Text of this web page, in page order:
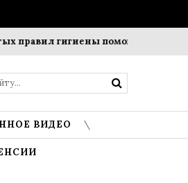
гигиены помогает
ВИДЕО